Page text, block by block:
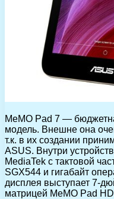
MeMO Pad 7 —
модель. Внешне она
т.к. в их создании
ASUS. Внутри
MediaTek с тактовой
SGX544 и гигабайт
дисплея выступает 7-
матрицей MeMO Pad